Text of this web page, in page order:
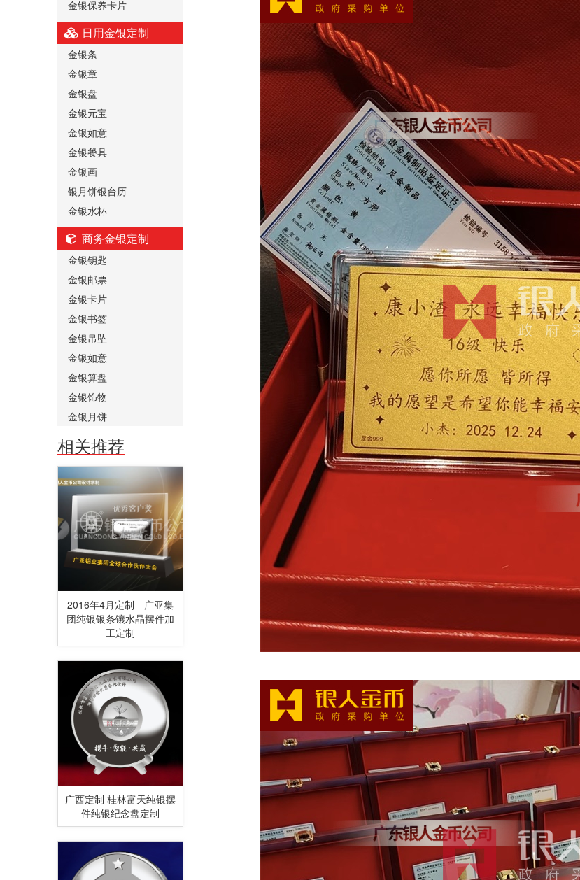
金银保养卡片
日用金银定制
金银条
金银章
金银盘
金银元宝
金银如意
金银餐具
金银画
银月饼银台历
金银水杯
商务金银定制
金银钥匙
金银邮票
金银卡片
金银书签
金银吊坠
金银如意
金银算盘
金银饰物
金银月饼
相关推荐
2016年4月定制 广亚集
团纯银银条镶水晶摆件加
工定制
广西定制 桂林富天纯银摆
件纯银纪念盘定制